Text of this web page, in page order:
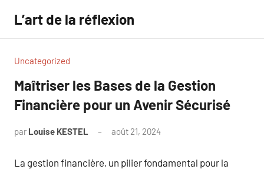
contenu
L’art de la réflexion
Uncategorized
Maîtriser les Bases de la Gestion
Financière pour un Avenir Sécurisé
par Louise KESTEL août 21, 2024
La gestion financière, un pilier fondamental pour la